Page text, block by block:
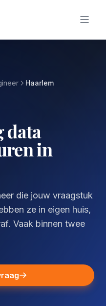
Haarlem
data
in
die jouw vraagstuk
ze in eigen huis,
Vaak binnen twee